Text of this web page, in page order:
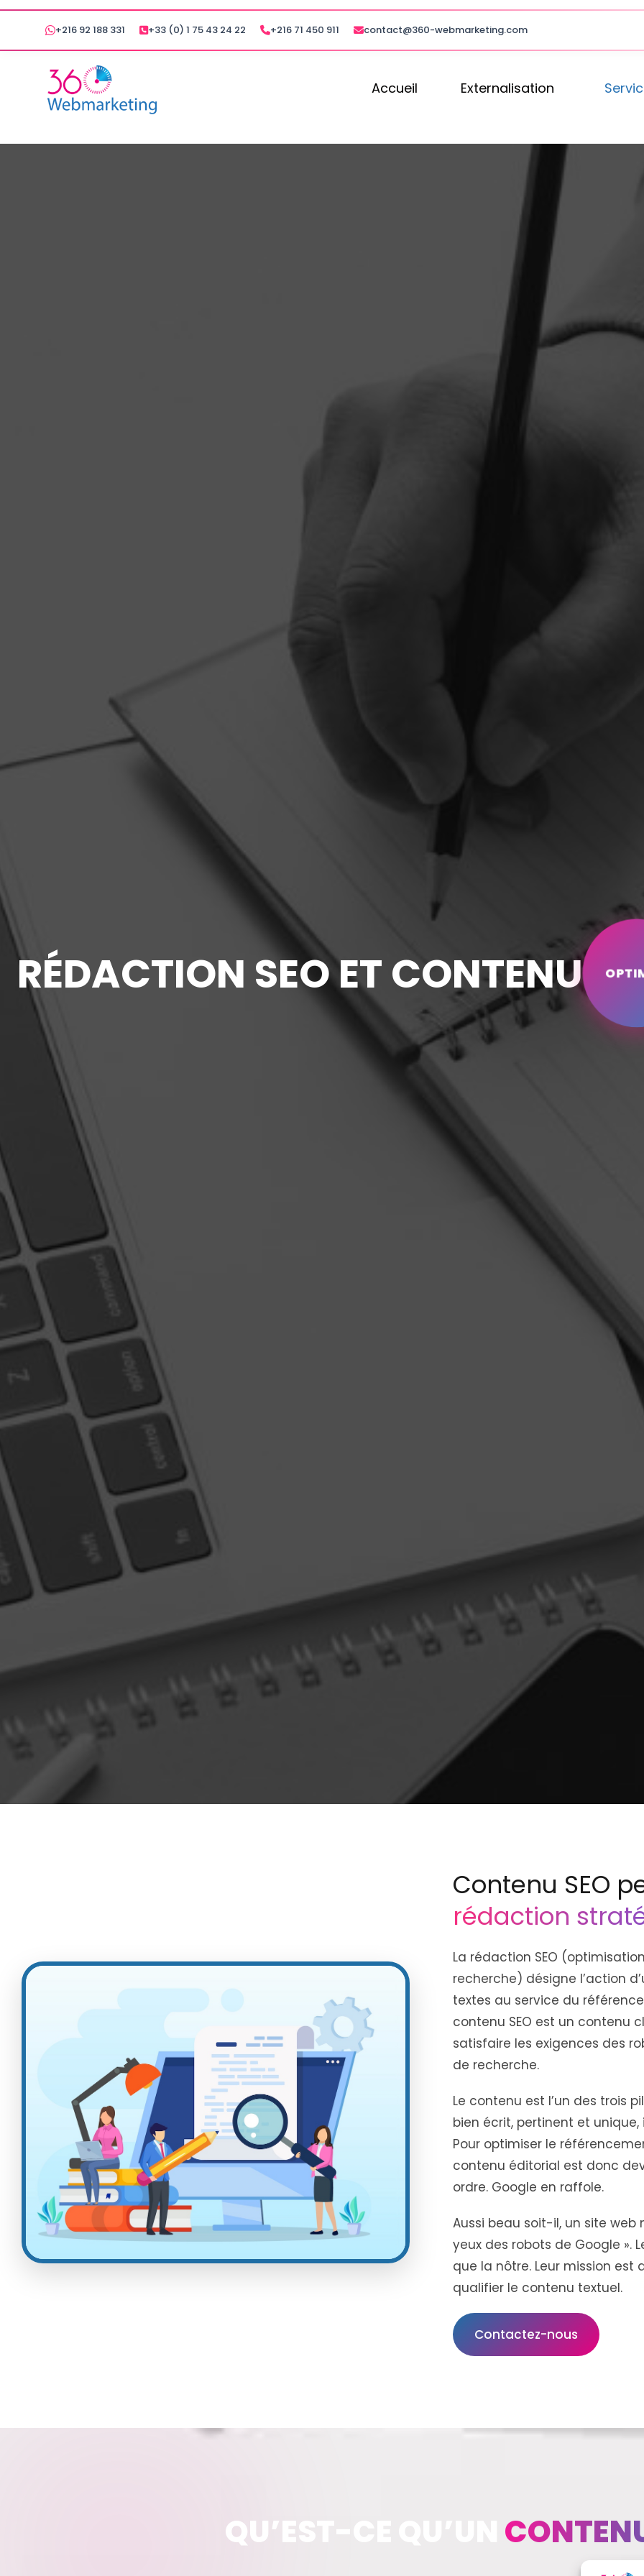
+216 92 188 331 +33 (0) 1 75 43 24 22 +216 71 450 911 contact@360-webmarketing.com
Accueil Externalisation
RÉDACTION SEO ET CONTENU
Contenu SEO
rédaction
La rédaction SEO
recherche) désigne l’action
textes au service du
contenu SEO est un contenu
satisfaire les exigences des
de recherche.
Le contenu est l’un des trois
bien écrit, pertinent et
Pour optimiser le
contenu éditorial est donc
ordre. Google en raffole.
Aussi beau soit-il, un site web
yeux des robots de Google ».
que la nôtre. Leur mission est
qualifier le contenu textuel.
Contactez-nous
QU’EST-CE QU’UN